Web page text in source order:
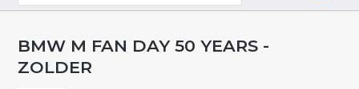
BMW M FAN DAY 50 YEARS -
ZOLDER